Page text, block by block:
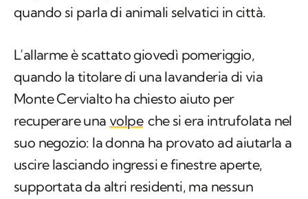
quando si parla di animali selvatici in città.
L’allarme è scattato giovedì pomeriggio,
quando la titolare di una lavanderia di via
Monte Cervialto ha chiesto aiuto per
recuperare una volpe che si era intrufolata nel
suo negozio: la donna ha provato ad aiutarla a
uscire lasciando ingressi e finestre aperte,
supportata da altri residenti, ma nessun